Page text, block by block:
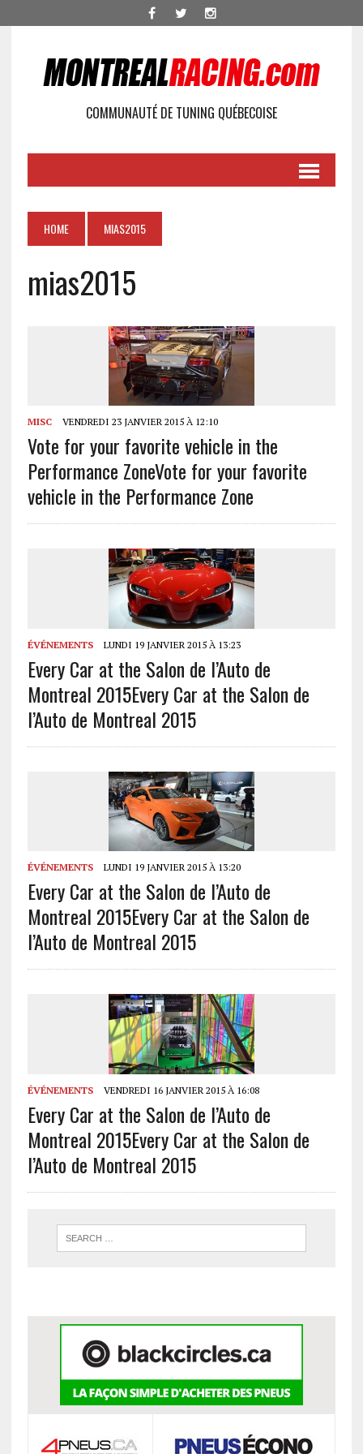
COMMUNAUTÉ DE TUNING QUÉBECOISE
HOME MIAS2015
mias2015
MISC VENDREDI 23 JANVIER 2015 À 12:10
Vote for your favorite vehicle in the
Performance ZoneVote for your favorite
vehicle in the Performance Zone
ÉVÉNEMENTS LUNDI 19 JANVIER 2015 À 13:23
Every Car at the Salon de l’Auto de
Montreal 2015Every Car at the Salon de
l’Auto de Montreal 2015
ÉVÉNEMENTS LUNDI 19 JANVIER 2015 À 13:20
Every Car at the Salon de l’Auto de
Montreal 2015Every Car at the Salon de
l’Auto de Montreal 2015
ÉVÉNEMENTS VENDREDI 16 JANVIER 2015 À 16:08
Every Car at the Salon de l’Auto de
Montreal 2015Every Car at the Salon de
l’Auto de Montreal 2015